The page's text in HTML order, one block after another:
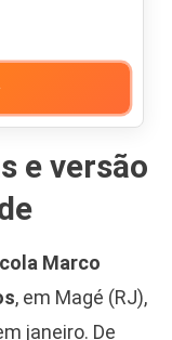
e versão
Marco
, em Magé (RJ),
janeiro. De